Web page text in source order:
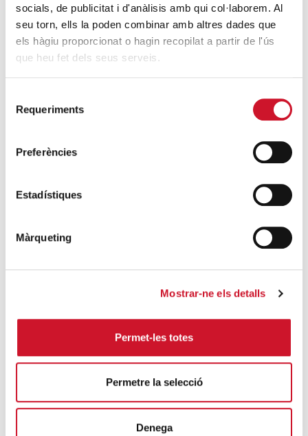
socials, de publicitat i d'anàlisis amb qui col·laborem. Al
seu torn, ells la poden combinar amb altres dades que
els hàgiu proporcionat o hagin recopilat a partir de l'ús
que heu fet dels seus serveis.
Requeriments
Preferències
Estadístiques
Màrqueting
Mostrar-ne els detalls
Permet-les totes
Permetre la selecció
Denega
22
SET.
22 September, 2025 - 16:00 / 17:30
Sant Marc, 19, Badalona Sant Marc,
19
+ MAPA DE GOOGLE